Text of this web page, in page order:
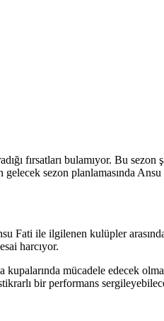
fırsatları bulamıyor. Bu sezon
sezon planlamasında
Fati ile ilgilenen kulüpler
harcıyor.
mücadele edecek
bir performans